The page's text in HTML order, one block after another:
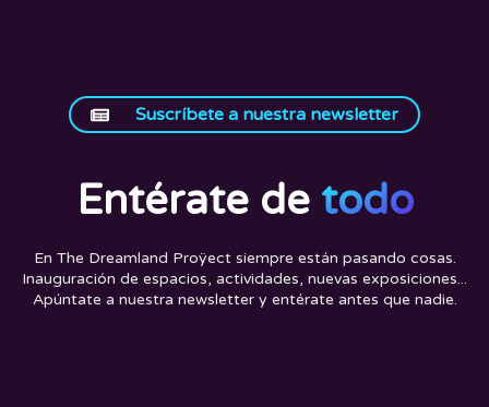
Suscríbete a nuestra newsletter
Entérate de todo
En The Dreamland Proÿect siempre están pasando cosas.
Inauguración de espacios, actividades, nuevas exposiciones...
Apúntate a nuestra newsletter y entérate antes que nadie.